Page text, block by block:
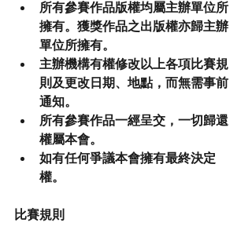
所有參賽作品版權均屬主辦單位所
擁有。獲獎作品之出版權亦歸主辦
單位所擁有。
主辦機構有權修改以上各項比賽規
則及更改日期、地點，而無需事前
通知。
所有參賽作品一經呈交，一切歸還
權屬本會。
如有任何爭議本會擁有最終決定
權。
比賽規則